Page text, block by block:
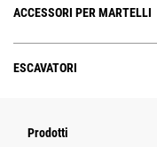
ACCESSORI PER MARTELLI
ESCAVATORI
Prodotti